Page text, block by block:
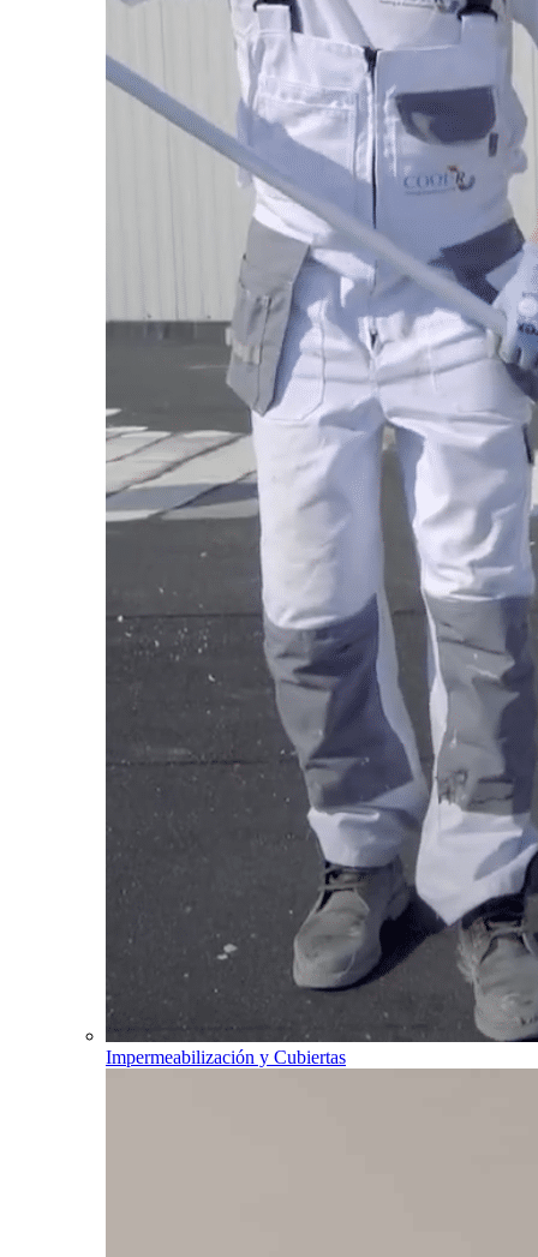
Impermeabilización y Cubiertas